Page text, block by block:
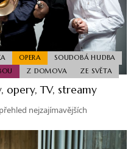
OPERA
SOUDOBÁ HUDBA
Z DOMOVA ZE SVĚTA
opery, TV, streamy
nejzajímavějších